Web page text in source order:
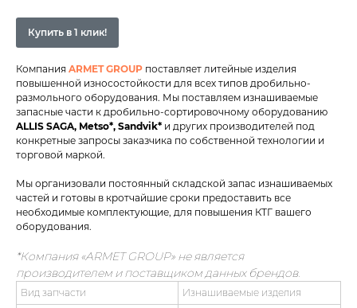
Купить в 1 клик!
Компания ARMET GROUP поставляет литейные изделия
повышенной износостойкости для всех типов дробильно-
размольного оборудования. Мы поставляем изнашиваемые
запасные части к дробильно-сортировочному оборудованию
ALLIS SAGA, Metso*, Sandvik* и других производителей под
конкретные запросы заказчика по собственной технологии и
торговой маркой.
Мы организовали постоянный складской запас изнашиваемых
частей и готовы в кротчайшие сроки предоставить все
необходимые комплектующие, для повышения КТГ вашего
оборудования.
*Компания «ARMET GROUP» не является
производителем и поставщиком данных брендов.
Вид запчасти
Изнашиваемые изделия